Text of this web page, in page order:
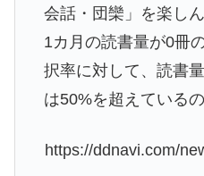
会話・団欒」を楽し
1カ月の読書量が0冊
択率に対して、読書
は50%を超えているの
https://ddnavi.com/